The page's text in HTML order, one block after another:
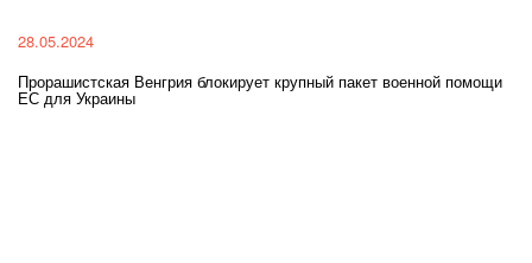
28.05.2024
Прорашистская Венгрия блокирует крупный пакет военной помощи
ЕС для Украины